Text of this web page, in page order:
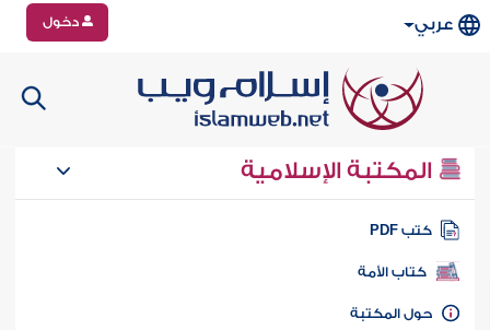
عربي دخول
المكتبة الإسلامية
كتب PDF
كتاب الأمة